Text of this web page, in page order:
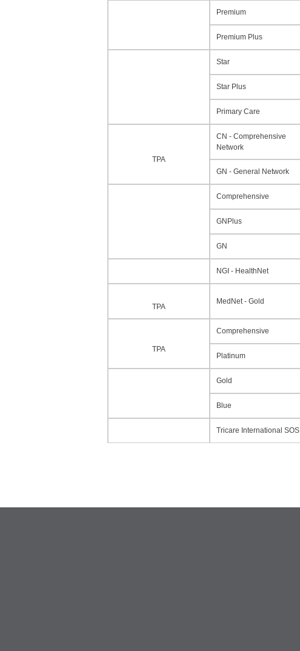
Premium
Premium Plus
Star
Star Plus
Primary Care
TPA
CN - Comprehensive
Network
GN - General Network
Comprehensive
GNPlus
GN
NGI - HealthNet
TPA
MedNet - Gold
TPA
Comprehensive
Platinum
Gold
Blue
Tricare International SOS